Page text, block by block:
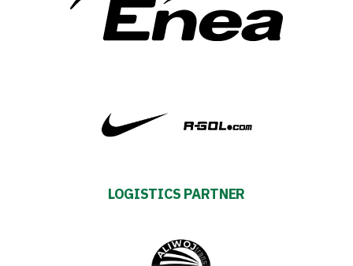
LOGISTICS PARTNER